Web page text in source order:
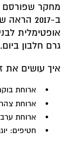
גרם חלבון ביום.
איך עושים את
ארוחת בוקר:
ארוחת
ארוחת
חטיפים: